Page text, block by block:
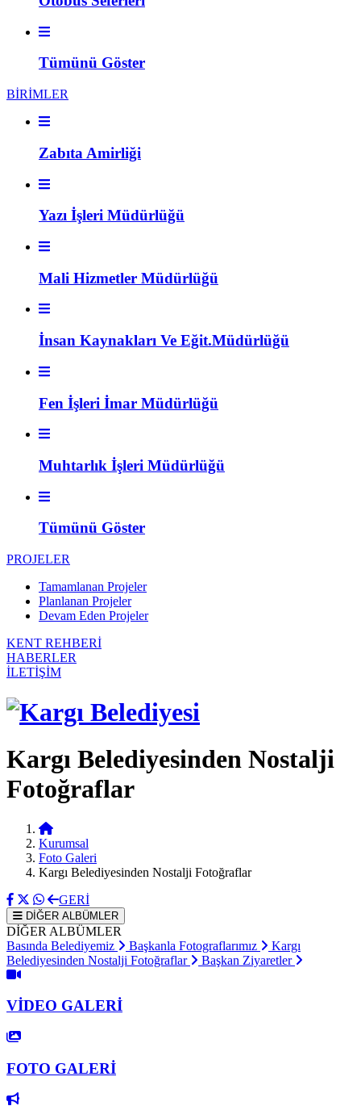
Tümünü Göster
BİRİMLER
Zabıta Amirliği
Yazı İşleri Müdürlüğü
Mali Hizmetler Müdürlüğü
İnsan Kaynakları Ve Eğit.Müdürlüğü
Fen İşleri İmar Müdürlüğü
Muhtarlık İşleri Müdürlüğü
Tümünü Göster
PROJELER
Tamamlanan Projeler
Planlanan Projeler
Devam Eden Projeler
KENT REHBERİ
HABERLER
İLETİŞİM
Kargı Belediyesinden Nostalji
Fotoğraflar
Kurumsal
Foto Galeri
Kargı Belediyesinden Nostalji Fotoğraflar
GERİ
DİĞER ALBÜMLER
DİĞER ALBÜMLER
Basında Belediyemiz
Başkanla Fotograflarımız
Kargı
Belediyesinden Nostalji Fotoğraflar
Başkan Ziyaretler
VİDEO GALERİ
FOTO GALERİ